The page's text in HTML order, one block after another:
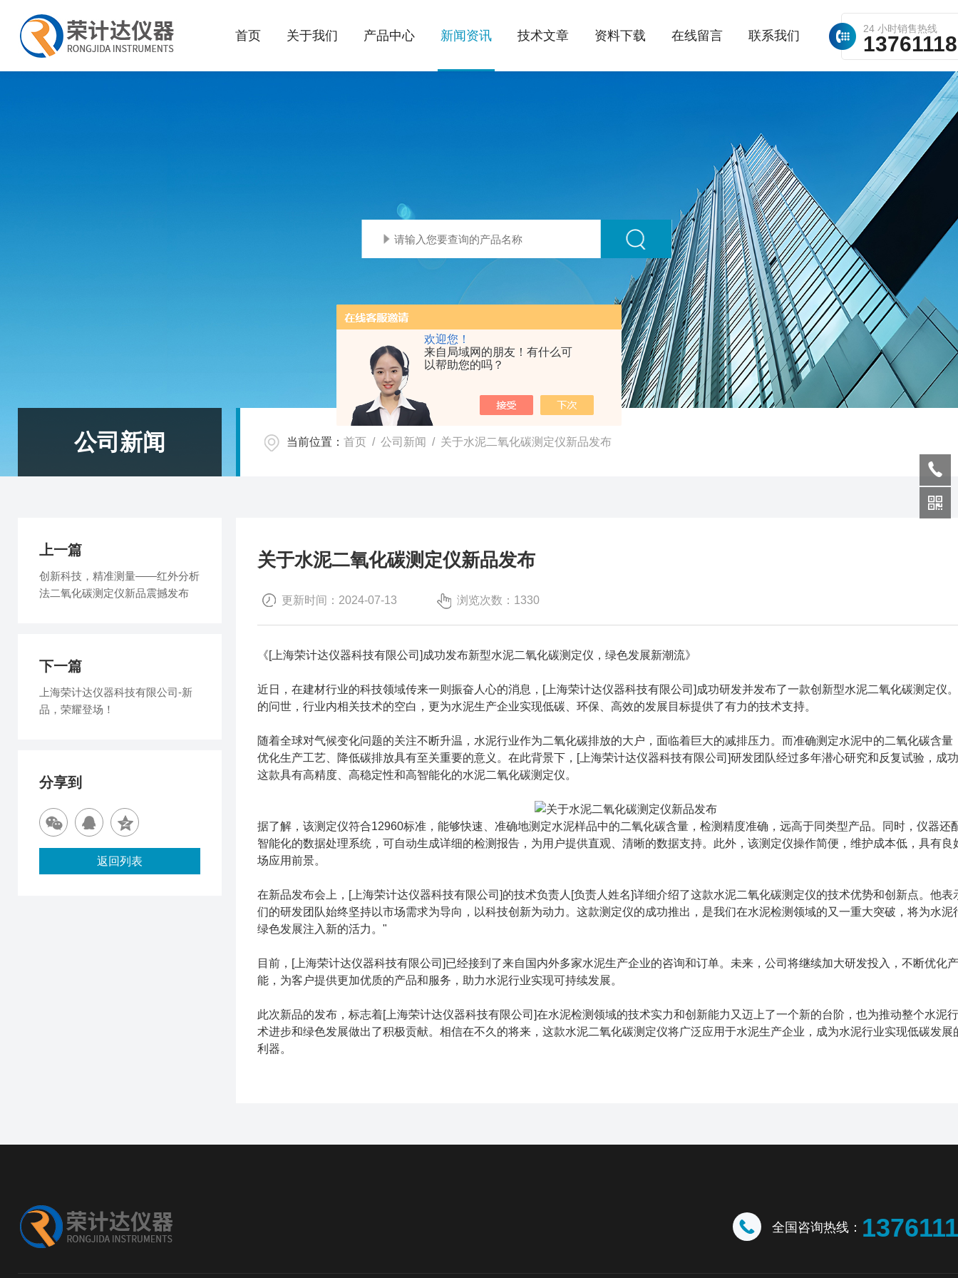
欢迎您！
来自局域网的朋友！有什么可
以帮助您的吗？
24 小时销售热线
首页 关于我们 产品中心 新闻资讯 技术文章 资料下载 在线留言 联系我们
公司新闻 当前位置： 首页 / 公司新闻 / 关于水泥二氧化碳测定仪新品发布
关于水泥二氧化碳测定仪新品发布
更新时间：2024-07-13 浏览次数：1330
《[上海荣计达仪器科技有限公司]成功发布新型水泥二氧化碳测定仪，绿色发展新潮流》
近日，在建材行业的科技领域传来一则振奋人心的消息，[上海荣计达仪器科技有限公司]成功研发并发布了一款创新型水泥二氧化碳测定仪
的问世，行业内相关技术的空白，更为水泥生产企业实现低碳、环保、高效的发展目标提供了有力的技术支持。
随着全球对气候变化问题的关注不断升温，水泥行业作为二氧化碳排放的大户，面临着巨大的减排压力。而准确测定水泥中的二氧化碳含量
优化生产工艺、降低碳排放具有至关重要的意义。在此背景下，[上海荣计达仪器科技有限公司]研发团队经过多年潜心研究和反复试验，成
这款具有高精度、高稳定性和高智能化的水泥二氧化碳测定仪。
据了解，该测定仪符合12960标准，能够快速、准确地测定水泥样品中的二氧化碳含量，检测精度准确，远高于同类型产品。同时，仪器还
智能化的数据处理系统，可自动生成详细的检测报告，为用户提供直观、清晰的数据支持。此外，该测定仪操作简便，维护成本低，具有良
场应用前景。
在新品发布会上，[上海荣计达仪器科技有限公司]的技术负责人[负责人姓名]详细介绍了这款水泥二氧化碳测定仪的技术优势和创新点。他表
们的研发团队始终坚持以市场需求为导向，以科技创新为动力。这款测定仪的成功推出，是我们在水泥检测领域的又一重大突破，将为水泥
绿色发展注入新的活力。"
目前，[上海荣计达仪器科技有限公司]已经接到了来自国内外多家水泥生产企业的咨询和订单。未来，公司将继续加大研发投入，不断优化
能，为客户提供更加优质的产品和服务，助力水泥行业实现可持续发展。
此次新品的发布，标志着[上海荣计达仪器科技有限公司]在水泥检测领域的技术实力和创新能力又迈上了一个新的台阶，也为推动整个水泥
术进步和绿色发展做出了积极贡献。相信在不久的将来，这款水泥二氧化碳测定仪将广泛应用于水泥生产企业，成为水泥行业实现低碳发展
利器。
上一篇
创新科技，精准测量——红外分析
法二氧化碳测定仪新品震撼发布
下一篇
上海荣计达仪器科技有限公司-新
品，荣耀登场！
分享到
返回列表
全国咨询热线：